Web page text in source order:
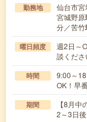
勤務地
仙台市
宮城野
分／苦
曜日頻度
週2日～
談くださ
時間
9:00～
OK！早
期間
【8月
2～3日